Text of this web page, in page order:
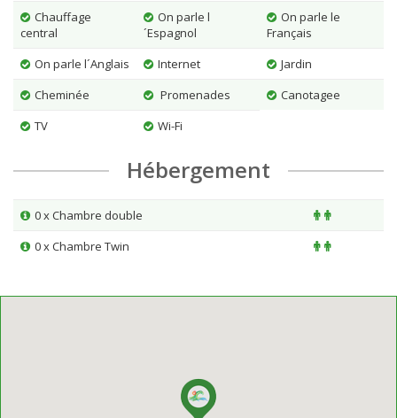
Chauffage
central
On parle l
´Espagnol
On parle le
Français
On parle l´Anglais
Internet
Jardin
Cheminée
Promenades
Canotagee
TV
Wi-Fi
Hébergement
0 x Chambre double
0 x Chambre Twin